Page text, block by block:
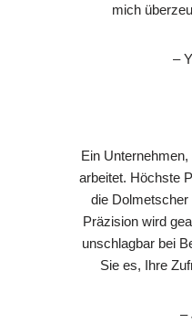
mich
–
Ein
arbeitet. Höchste
die Dolmetscher
Präzision wird
unschlagbar bei
Sie es, Ihre
–